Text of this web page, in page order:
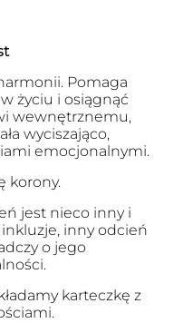
Pomaga
życiu i osiągnąć
wewnętrznemu,
wyciszająco,
emocjonalnymi.
korony.
jest nieco inny i
inny odcień
o jego
karteczkę z